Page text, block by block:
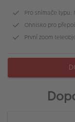
Pro snímače typu:
Ohnisko pro
První zoom